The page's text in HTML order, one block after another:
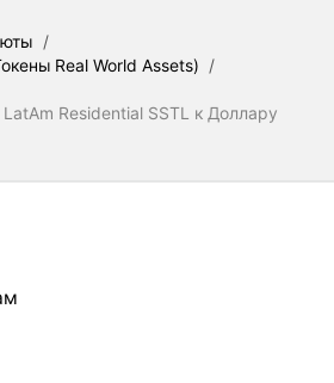
/
Real World Assets) /
Residential SSTL к Доллару